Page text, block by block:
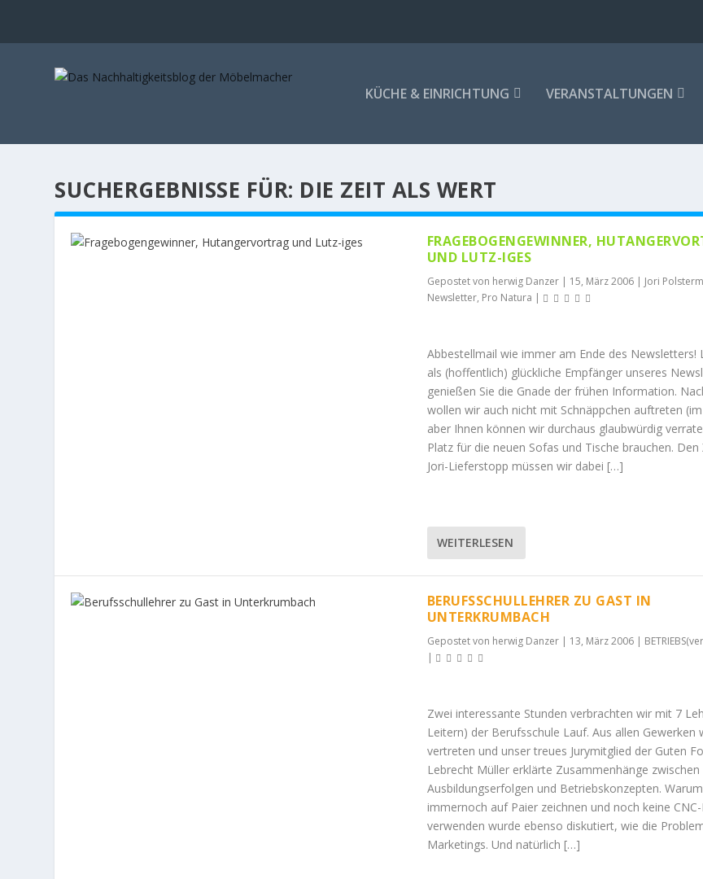
KÜCHE & EINRICHTUNG VERANSTALTUNGEN
SUCHERGEBNISSE FÜR: DIE ZEIT ALS WERT
FRAGEBOGENGEWINNER,
UND LUTZ-IGES
Gepostet von herwig Danzer| 15, März 2006| Jori
Newsletter, Pro Natura |
Abbestellmail wie immer am Ende des Newsletters!
als (hoffentlich) glückliche Empfänger unseres
genießen Sie die Gnade der frühen Information.
wollen wir auch nicht mit Schnäppchen auftreten
aber Ihnen können wir durchaus glaubwürdig
Platz für die neuen Sofas und Tische brauchen. Den
Jori-Lieferstopp müssen wir dabei […]
WEITERLESEN
BERUFSSCHULLEHRER ZU GAST IN
UNTERKRUMBACH
Gepostet von herwig Danzer| 13, März 2006|
|
Zwei interessante Stunden verbrachten wir mit 7
Leitern) der Berufsschule Lauf. Aus allen Gewerken
vertreten und unser treues Jurymitglied der Guten
Lebrecht Müller erklärte Zusammenhänge zwischen
Ausbildungserfolgen und Betriebskonzepten.
immernoch auf Paier zeichnen und noch keine
verwenden wurde ebenso diskutiert, wie die
Marketings. Und natürlich […]